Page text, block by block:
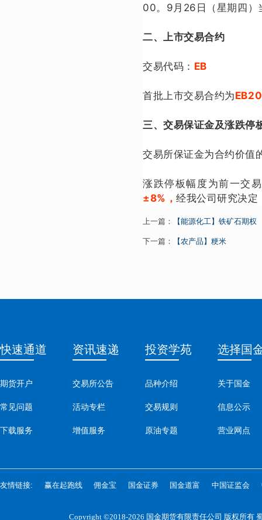
00。9月26日（星期四
二、上市交易合约
交易代码： EB
首批上市交易合约为
三、交易保证金及涨跌停
交易所保证金为合约价值
涨跌停板幅度为前一交
±8%，经我公司研究决
上一篇： 【能源化工】铁矿石期权
下一篇： 【农产品】粳米
快速通道
期货开户
常见问题
下载服务
资讯速递
交易所公告
活动专栏
增值服务
投资学苑
品种介绍
交易规则
原油专题
选择国
关于国金
信息公示
营业网点
友情链接: 赢在起跑线 佣金宝 国金证券 国金道富 中国证监会
Copyright ©2018-2026 国金期货有限责任公司 版权所有